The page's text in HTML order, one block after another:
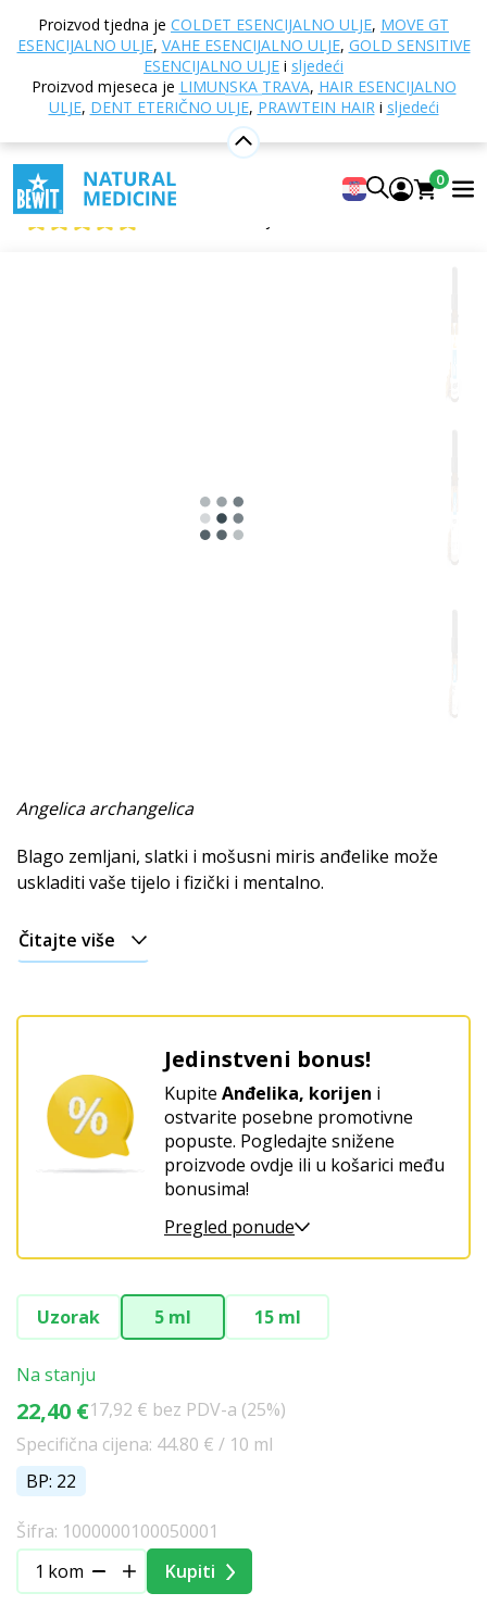
Proizvod tjedna je COLDET ESENCIJALNO ULJE, MOVE GT
ESENCIJALNO ULJE, VAHE ESENCIJALNO ULJE, GOLD SENSITIVE
ESENCIJALNO ULJE i sljedeći
Proizvod mjeseca je LIMUNSKA TRAVA, HAIR ESENCIJALNO
ULJE, DENT ETERIČNO ULJE, PRAWTEIN HAIRi sljedeći
0
Zemljana
Afrodisijački
Online trgovina
ulja
Pojedinačna eterična ulja Anđelika, korijen
Anđelika, korijen
100% čisto i prirodno eterično ulje CTEO®
BEWIT Angelica
5
Angelica archangelica
Blago zemljani, slatki i mošusni miris anđelike može
uskladiti vaše tijelo i fizički i mentalno.
Čitajte više
Jedinstveni bonus!
Kupite Anđelika, korijen i
ostvarite posebne promotivne
popuste. Pogledajte snižene
proizvode ovdje ili u košarici među
bonusima!
Pregled ponude
Uzorak 5 ml 15 ml
Na stanju
22,40 €17,92 € bez PDV-a (25%)
Specifična cijena: 44.80 € / 10 ml
BP: 22
Šifra: 1000000100050001
kom
Kupiti